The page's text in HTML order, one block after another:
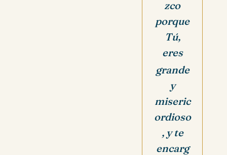
zco
porque
Tú,
eres
grande
y
miseric
ordioso
, y te
encarg